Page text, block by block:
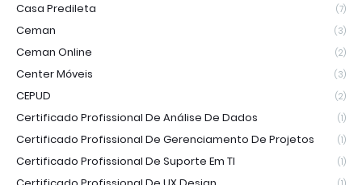
Casa Predileta (7)
Ceman (3)
Ceman Online (2)
Center Móveis (3)
CEPUD (2)
Certificado Profissional De Análise De Dados (1)
Certificado Profissional De Gerenciamento De Projetos (1)
Certificado Profissional De Suporte Em TI (1)